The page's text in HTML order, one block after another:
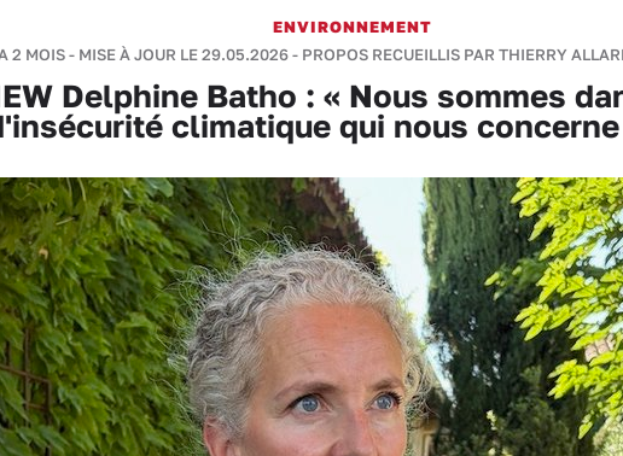
ENVIRONNEMENT
2 MOIS - MISE À JOUR LE 29.05.2026 - PROPOS RECUEILLIS PAR THIERRY
Delphine Batho : « Nous sommes
climatique qui nous